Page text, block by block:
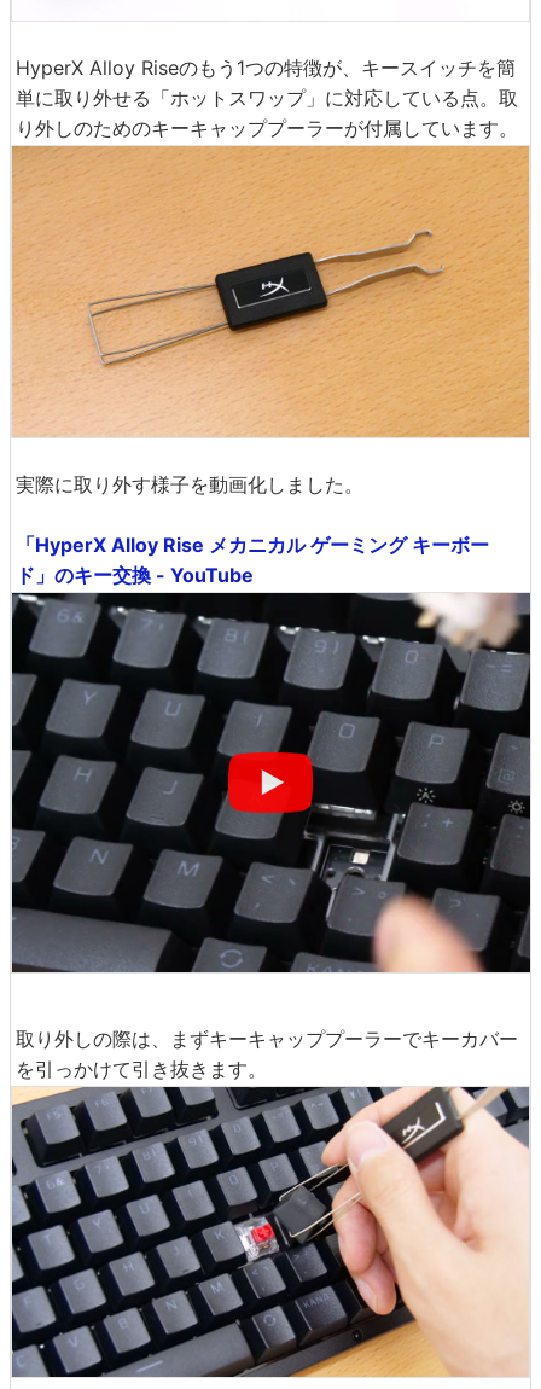
HyperX Alloy Riseのもう1つの特徴が、キースイッチを簡
単に取り外せる「ホットスワップ」に対応している点。取
り外しのためのキーキャッププーラーが付属しています。
実際に取り外す様子を動画化しました。
「HyperX Alloy Rise メカニカル ゲーミング キーボー
ド」のキー交換 - YouTube
取り外しの際は、まずキーキャッププーラーでキーカバー
を引っかけて引き抜きます。